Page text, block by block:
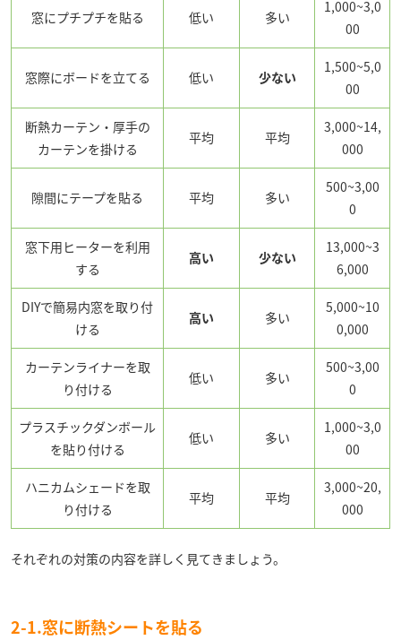
窓にプチプチを貼る 低い 多い
1,000~3,0
00
窓際にボードを立てる 低い 少ない
1,500~5,0
00
断熱カーテン・厚手の
カーテンを掛ける
平均 平均
3,000~14,
000
隙間にテープを貼る 平均 多い
500~3,00
0
窓下用ヒーターを利用
する
高い 少ない
13,000~3
6,000
DIYで簡易内窓を取り付
ける
高い 多い
5,000~10
0,000
カーテンライナーを取
り付ける
低い 多い
500~3,00
0
プラスチックダンボール
を貼り付ける
低い 多い
1,000~3,0
00
ハニカムシェードを取
り付ける
平均 平均
3,000~20,
000
それぞれの対策の内容を詳しく見てきましょう。
2-1.窓に断熱シートを貼る